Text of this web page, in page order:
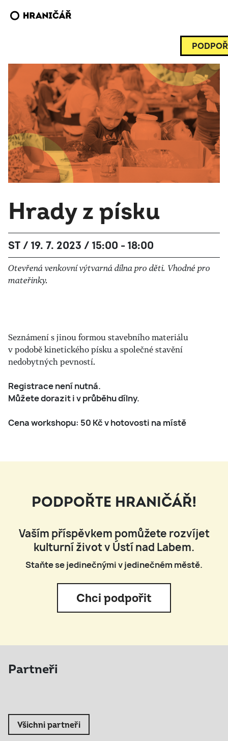
Hrady z písku
ST / 19. 7. 2023 / 15:00 - 18:00
Otevřená venkovní výtvarná dílna pro děti. Vhodné pro
mateřinky.
Seznámení s jinou formou stavebního materiálu
v podobě kinetického písku a společné stavění
nedobytných pevností.
Registrace není nutná.
Můžete dorazit i v průběhu dílny.
Cena workshopu: 50 Kč v hotovosti na místě
PODPOŘTE HRANIČÁŘ!
Vaším příspěvkem pomůžete rozvíjet
kulturní život v Ústí nad Labem.
Staňte se jedinečnými v jedinečném městě.
Chci podpořit
Partneři
Všichni partneři